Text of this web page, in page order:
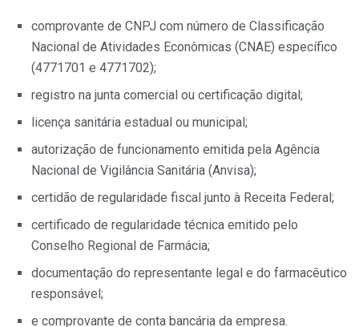
comprovante de CNPJ com número de Classificação
Nacional de Atividades Econômicas (CNAE) específico
(4771701 e 4771702);
registro na junta comercial ou certificação digital;
licença sanitária estadual ou municipal;
autorização de funcionamento emitida pela Agência
Nacional de Vigilância Sanitária (Anvisa);
certidão de regularidade fiscal junto à Receita Federal;
certificado de regularidade técnica emitido pelo
Conselho Regional de Farmácia;
documentação do representante legal e do farmacêutico
responsável;
e comprovante de conta bancária da empresa.